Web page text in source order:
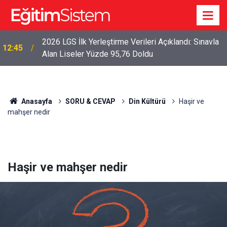
12:45
2026 LGS İlk Yerleştirme Verileri Açıklandı: Sınavla
Alan Liseler Yüzde 95,76 Doldu
Anasayfa SORU & CEVAP Din Kültürü
Haşir ve
mahşer nedir
Haşir ve mahşer nedir